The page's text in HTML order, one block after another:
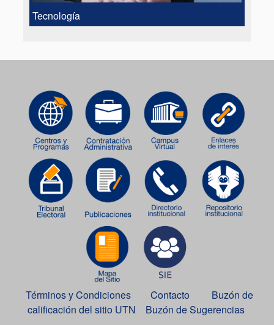
Tecnología
Términos y Condiciones Contacto
Buzón de
calificación del sitio UTN
Buzón de Sugerencias